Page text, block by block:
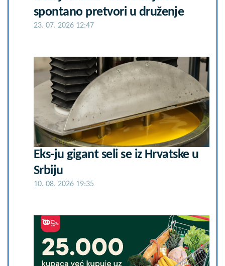
spontano pretvori u druženje
23. 07. 2026 12:47
Eks-ju gigant seli se iz Hrvatske u
Srbiju
10. 08. 2026 19:35